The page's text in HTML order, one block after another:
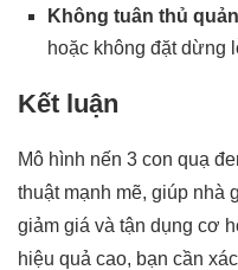
Không tuân thủ
hoặc không đặt dừng
Kết luận
Mô hình nến 3 con quạ
thuật mạnh mẽ, giúp nhà
giảm giá và tận dụng cơ
hiệu quả cao, bạn cần